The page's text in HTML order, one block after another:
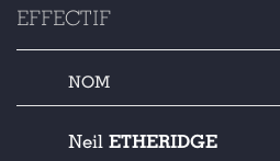
EFFECTIF
NOM
Neil ETHERIDGE